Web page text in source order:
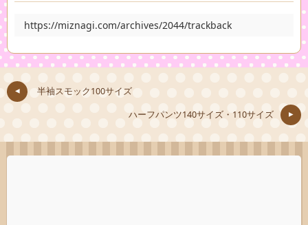
https://miznagi.com/archives/2044/trackback
半袖スモック100サイズ
ハーフパンツ140サイズ・110サイズ